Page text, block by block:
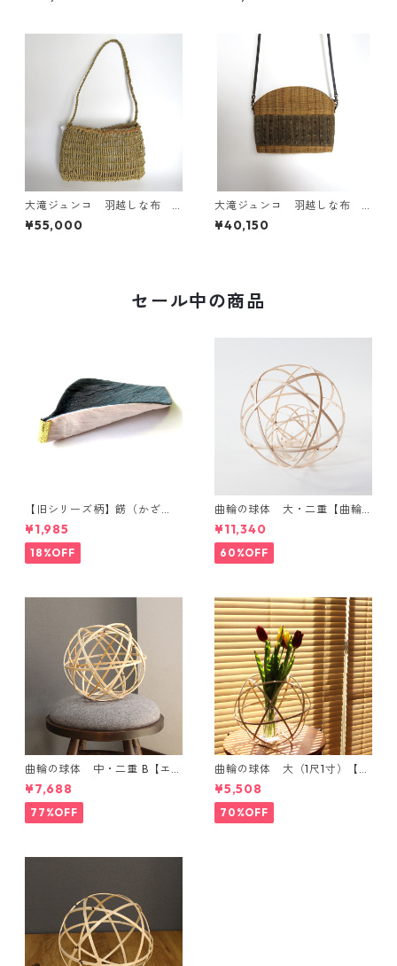
大滝ジュンコ 羽越しな布
しな糸とヒロイの縄バッグ
¥55,000
大滝ジュンコ 羽越しな布
サコッシュバッグ（肩紐：レ
ザー）
¥40,150
セール中の商品
【旧シリーズ柄】餝（かざ
り）金具付き 小千谷縮コース
ター（単品）
¥1,985
18%OFF
曲輪の球体 大・二重【曲輪
の弁当箱 発売記念・限定特別
価格】
¥11,340
60%OFF
曲輪の球体 中・二重 B【エン
ブレムオブジェ発売記念・限
定特別価格】
¥7,688
77%OFF
曲輪の球体 大（1尺1寸）【エ
ンブレムオブジェ発売記念・
限定特別価格】
¥5,508
70%OFF